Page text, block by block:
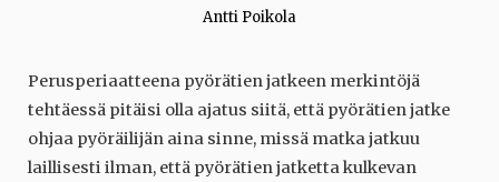
Antti Poikola
Perusperiaatteena pyörätien jatkeen merkintöjä
tehtäessä pitäisi olla ajatus siitä, että pyörätien jatke
ohjaa pyöräilijän aina sinne, missä matka jatkuu
laillisesti ilman, että pyörätien jatketta kulkevan